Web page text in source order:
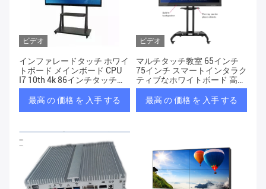
ビデオ
インファレードタッチ ホワイ
トボード メインボード CPU
I7 10th 4k 86インチタッチス
クリーン
最高 の 価格 を 入手 する
ビデオ
マルチタッチ教室 65インチ
75インチ スマートインタラク
ティブなホワイトボード 高性
能なニーズのために
最高 の 価格 を 入手 する